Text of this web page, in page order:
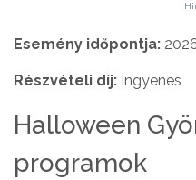
Esemény időpontja:
Részvételi díj: Ingyenes
Halloween
programok